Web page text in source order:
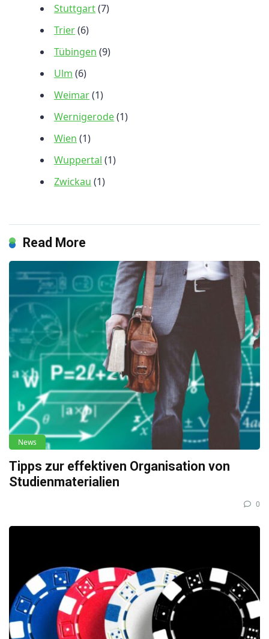
Stuttgart(7)
Trier(6)
Tübingen (9)
Ulm (6)
Weimar(1)
Wernigerode(1)
Wien (1)
Wuppertal (1)
Zwickau (1)
Read More
News
Tipps zur effektiven Organisation von
Studienmaterialien
0